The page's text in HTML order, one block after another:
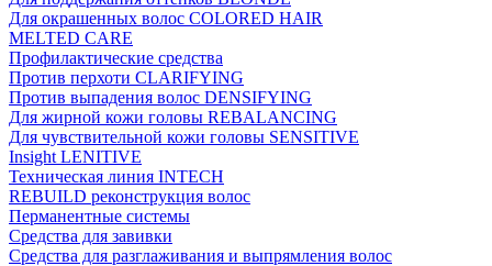
Для окрашенных волос COLORED HAIR
MELTED CARE
Профилактические средства
Против перхоти CLARIFYING
Против выпадения волос DENSIFYING
Для жирной кожи головы REBALANCING
Для чувствительной кожи головы SENSITIVE
Insight LENITIVE
Техническая линия INTECH
REBUILD реконструкция волос
Перманентные системы
Средства для завивки
Средства для разглаживания и выпрямления волос